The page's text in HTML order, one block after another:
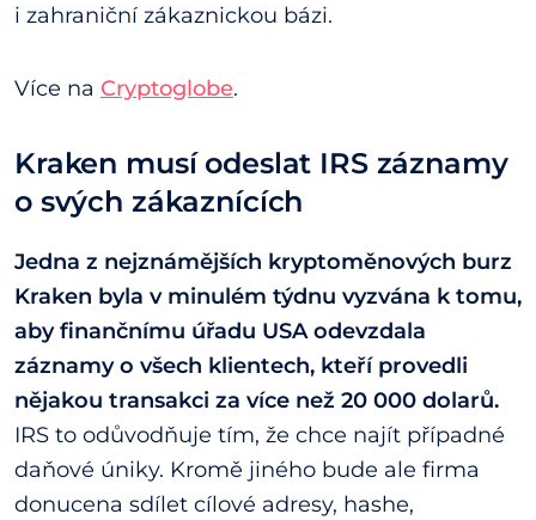
i zahraniční zákaznickou bázi.
Více na Cryptoglobe.
Kraken musí odeslat IRS záznamy
o svých zákaznících
Jedna z nejznámějších kryptoměnových burz
Kraken byla v minulém týdnu vyzvána k tomu,
aby finančnímu úřadu USA odevzdala
záznamy o všech klientech, kteří provedli
nějakou transakci za více než 20 000 dolarů.
IRS to odůvodňuje tím, že chce najít případné
daňové úniky. Kromě jiného bude ale firma
donucena sdílet cílové adresy, hashe,